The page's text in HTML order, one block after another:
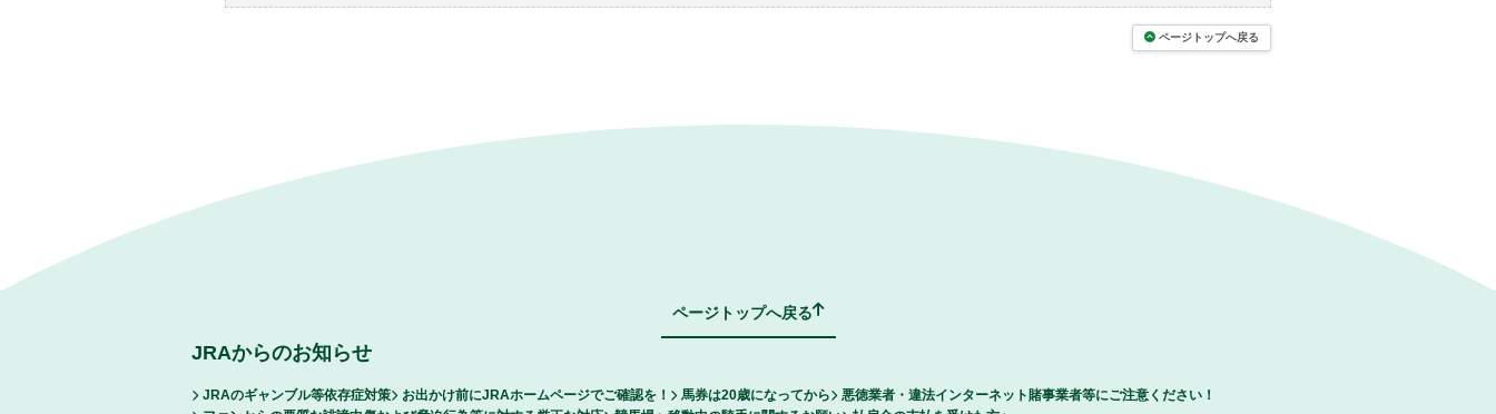
ページトップへ戻る
ページトップへ戻る
JRAからのお知らせ
JRAのギャンブル等依存症対策 お出かけ前にJRAホームページでご確認を！ 馬券は20歳になってから
悪徳業者・違法インターネット賭事業者等にご注意ください！